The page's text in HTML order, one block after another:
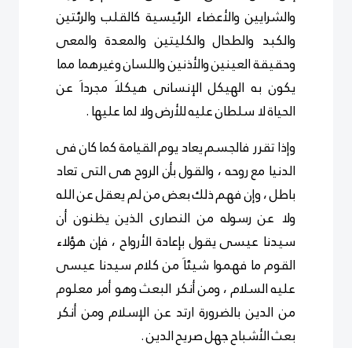
والشرايين والأعضاء الرئيسية كالقلب والرئتين
والكبد والطحال والكليتين والمعدة والمعى
وحقيقة العينين والأذنين واللسان وغيرهما مما
يكون به الهيكل الإنسانى هيكلاَ مجرداَ عن
الحياة لا سلطان عليه للأرض ولا لما عليها .
وإذا تقرر فالجسم يعاد يوم القيامة كما كان فى
الدنيا مع روحه ، والقول بأن الروح هى التى تعاد
باطل ، وإن فهم ذلك بعض من لم يعقل عن الله
ولا عن رسوله من النصارى الذين يظنون أن
سيدنا عيسى يقول بإعادة الأرواح ، فإن هؤلاء
القوم ما فهموا شيئاَ من كلام سيدنا عيسى
عليه السلام ، ومن أنكر البعث وهو أمر معلوم
من الدين بالضرورة ارتد عن الإسلام ومن أنكر
بعث الأشباح جهل صريح الدين .